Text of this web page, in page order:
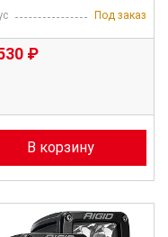
Под заказ
₽
В корзину